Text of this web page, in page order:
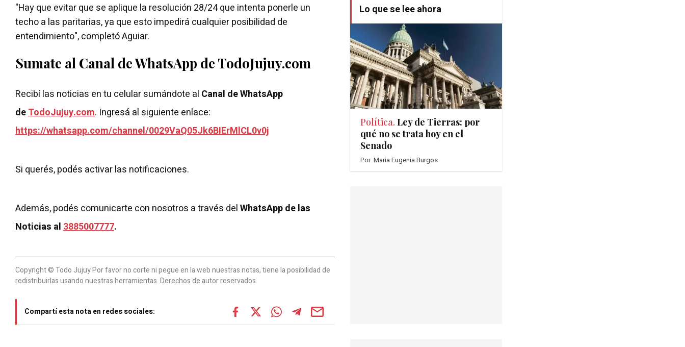
"Hay que evitar que se aplique la resolución 28/24 que intenta ponerle un
techo a las paritarias, ya que esto impedirá cualquier posibilidad de
entendimiento", completó Aguiar.
Sumate al Canal de WhatsApp de TodoJujuy.com
Recibí las noticias en tu celular sumándote al Canal de WhatsApp
deTodoJujuy.com. Ingresá al siguiente enlace:
https://whatsapp.com/channel/0029VaQ05Jk6BIErMlCL0v0j
Si querés, podés activar las notificaciones.
Además, podés comunicarte con nosotros a través delWhatsApp de las
Noticias al3885007777.
Copyright © Todo Jujuy Por favor no corte ni pegue en la web nuestras notas, tiene la posibilidad de
redistribuirlas usando nuestras herramientas. Derechos de autor reservados.
Compartí esta nota en redes sociales:
Lo que se lee ahora
Política. Ley de Tierras: por
qué no se trata hoy en el
Senado
Por Maria Eugenia Burgos